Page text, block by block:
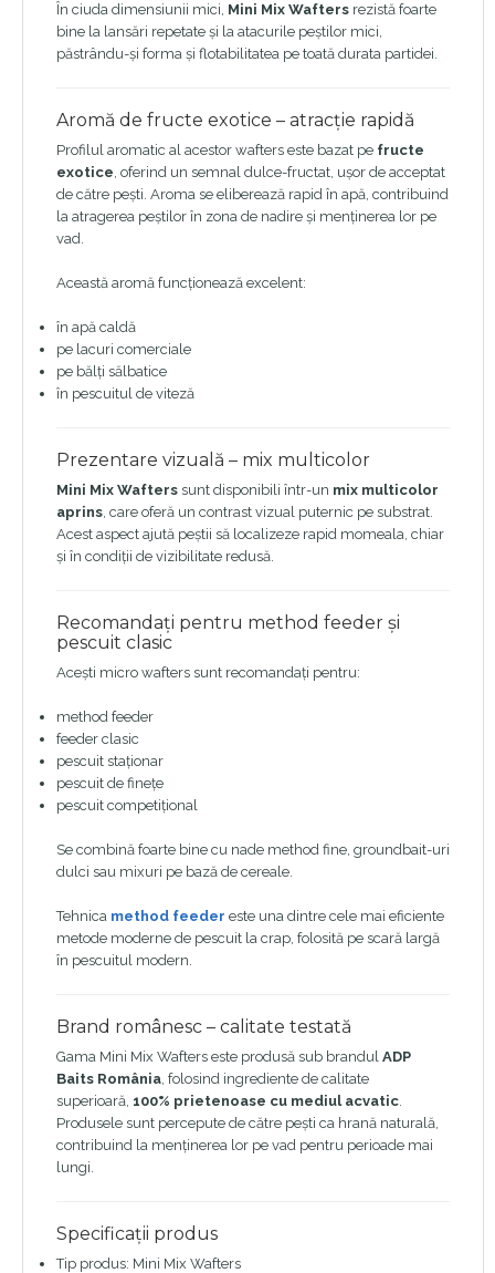
În ciuda dimensiunii mici, Mini Mix Wafters rezistă foarte
bine la lansări repetate și la atacurile peștilor mici,
păstrându-și forma și flotabilitatea pe toată durata partidei.
Aromă de fructe exotice – atracție rapidă
Profilul aromatic al acestor wafters este bazat pe fructe
exotice , oferind un semnal dulce-fructat, ușor de acceptat
de către pești. Aroma se eliberează rapid în apă, contribuind
la atragerea peștilor în zona de nadire și menținerea lor pe
vad.
Această aromă funcționează excelent:
în apă caldă
pe lacuri comerciale
pe bălți sălbatice
în pescuitul de viteză
Prezentare vizuală – mix multicolor
Mini Mix Wafters sunt disponibili într-un mix multicolor
aprins , care oferă un contrast vizual puternic pe substrat.
Acest aspect ajută peștii să localizeze rapid momeala, chiar
și în condiții de vizibilitate redusă.
Recomandați pentru method feeder și
pescuit clasic
Acești micro wafters sunt recomandați pentru:
method feeder
feeder clasic
pescuit staționar
pescuit de finețe
pescuit competițional
Se combină foarte bine cu nade method fine, groundbait-uri
dulci sau mixuri pe bază de cereale.
Tehnica method feeder este una dintre cele mai eficiente
metode moderne de pescuit la crap, folosită pe scară largă
în pescuitul modern.
Brand românesc – calitate testată
Gama Mini Mix Wafters este produsă sub brandul ADP
Baits România , folosind ingrediente de calitate
superioară, 100% prietenoase cu mediul acvatic
Produsele sunt percepute de către pești ca hrană naturală,
contribuind la menținerea lor pe vad pentru perioade mai
lungi.
Specificații produs
Tip produs: Mini Mix Wafters